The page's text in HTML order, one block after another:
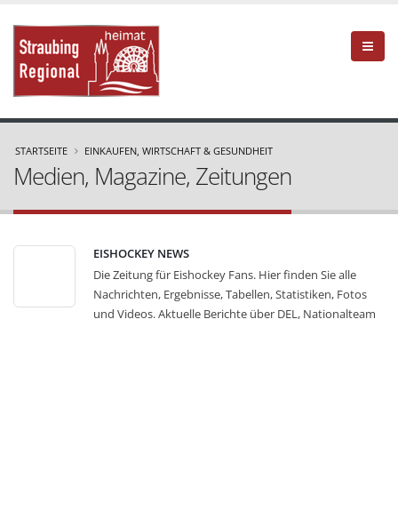
STARTSEITE EINKAUFEN, WIRTSCHAFT & GESUNDHEIT
Medien, Magazine, Zeitungen
EISHOCKEY NEWS
Die Zeitung für Eishockey Fans. Hier finden Sie alle
Nachrichten, Ergebnisse, Tabellen, Statistiken, Fotos
und Videos. Aktuelle Berichte über DEL, Nationalteam